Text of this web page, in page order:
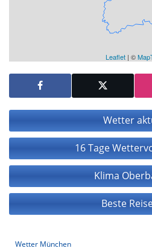
Leaflet | ©
Wetter
16 Tage
Klima
Beste
Wetter München